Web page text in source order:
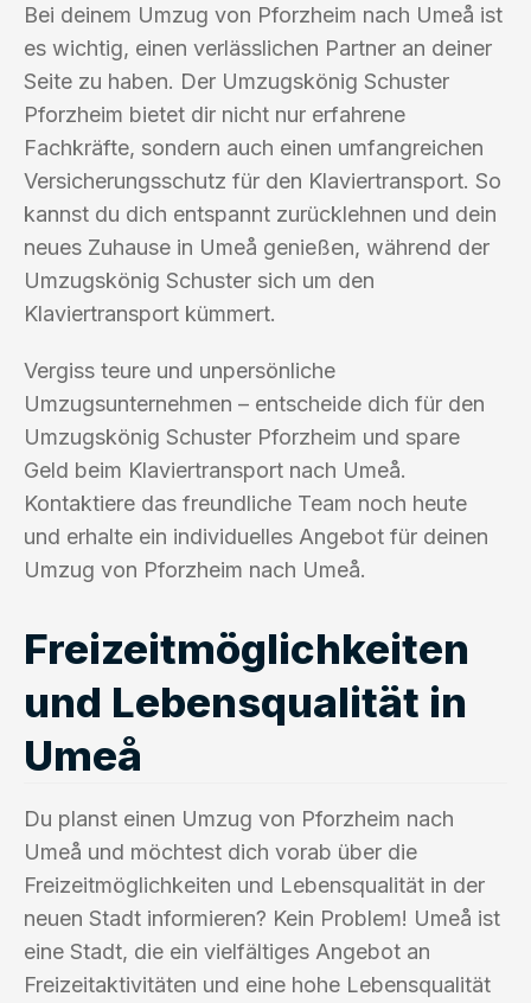
Bei deinem Umzug von Pforzheim nach Umeå ist
es wichtig, einen verlässlichen Partner an deiner
Seite zu haben. Der Umzugskönig Schuster
Pforzheim bietet dir nicht nur erfahrene
Fachkräfte, sondern auch einen umfangreichen
Versicherungsschutz für den Klaviertransport. So
kannst du dich entspannt zurücklehnen und dein
neues Zuhause in Umeå genießen, während der
Umzugskönig Schuster sich um den
Klaviertransport kümmert.
Vergiss teure und unpersönliche
Umzugsunternehmen – entscheide dich für den
Umzugskönig Schuster Pforzheim und spare
Geld beim Klaviertransport nach Umeå.
Kontaktiere das freundliche Team noch heute
und erhalte ein individuelles Angebot für deinen
Umzug von Pforzheim nach Umeå.
Freizeitmöglichkeiten
und Lebensqualität in
Umeå
Du planst einen Umzug von Pforzheim nach
Umeå und möchtest dich vorab über die
Freizeitmöglichkeiten und Lebensqualität in der
neuen Stadt informieren? Kein Problem! Umeå ist
eine Stadt, die ein vielfältiges Angebot an
Freizeitaktivitäten und eine hohe Lebensqualität